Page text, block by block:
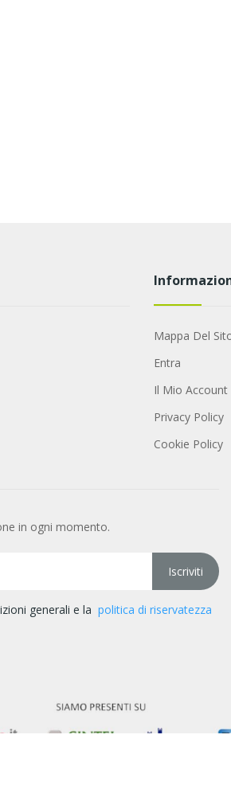
Mappa Del
Entra
Il Mio Account
Privacy Policy
Cookie Policy
in ogni momento.
generali e la politica di riservatezza